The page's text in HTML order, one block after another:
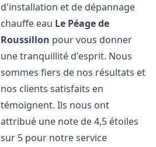
d'installation et de dépannage
chauffe eau Le Péage de
Roussillon pour vous donner
une tranquillité d'esprit. Nous
sommes fiers de nos résultats et
nos clients satisfaits en
témoignent. Ils nous ont
attribué une note de 4,5 étoiles
sur 5 pour notre service